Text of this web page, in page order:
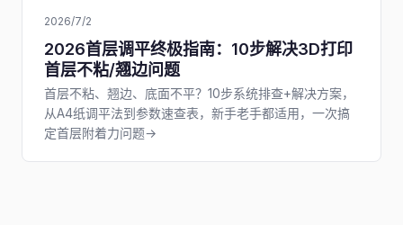
2026/7/2
2026首层调平终极指南：10步解决3D打印
首层不粘/翘边问题
首层不粘、翘边、底面不平？10步系统排查+解决方案，
从A4纸调平法到参数速查表，新手老手都适用，一次搞
定首层附着力问题→